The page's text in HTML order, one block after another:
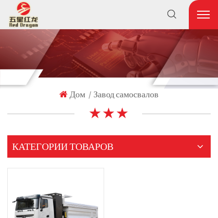
Дом | Завод самосвалов
★ ★ ★
КАТЕГОРИИ ТОВАРОВ